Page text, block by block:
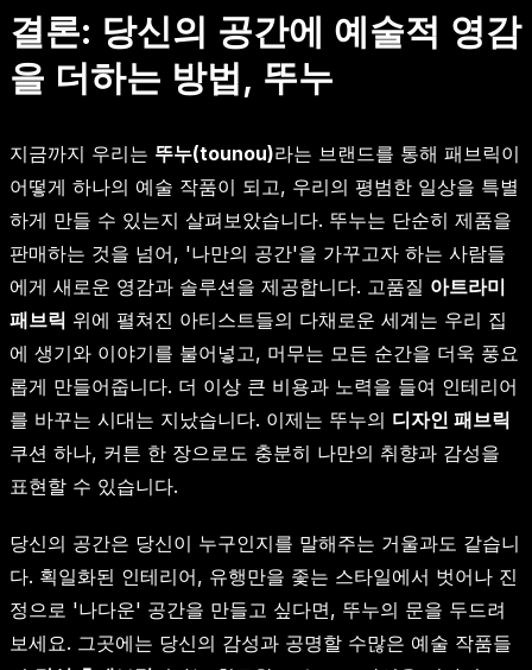
결론: 당신의 공간에 예술적 영감
을 더하는 방법, 뚜누
지금까지 우리는 뚜누(tounou)라는 브랜드를 통해 패브릭이
어떻게 하나의 예술 작품이 되고, 우리의 평범한 일상을 특별
하게 만들 수 있는지 살펴보았습니다. 뚜누는 단순히 제품을
판매하는 것을 넘어, '나만의 공간'을 가꾸고자 하는 사람들
에게 새로운 영감과 솔루션을 제공합니다. 고품질 아트라미
패브릭 위에 펼쳐진 아티스트들의 다채로운 세계는 우리 집
에 생기와 이야기를 불어넣고, 머무는 모든 순간을 더욱 풍요
롭게 만들어줍니다. 더 이상 큰 비용과 노력을 들여 인테리어
를 바꾸는 시대는 지났습니다. 이제는 뚜누의 디자인 패브릭
쿠션 하나, 커튼 한 장으로도 충분히 나만의 취향과 감성을
표현할 수 있습니다.
당신의 공간은 당신이 누구인지를 말해주는 거울과도 같습니
다. 획일화된 인테리어, 유행만을 좇는 스타일에서 벗어나 진
정으로 '나다운' 공간을 만들고 싶다면, 뚜누의 문을 두드려
보세요. 그곳에는 당신의 감성과 공명할 수많은 예술 작품들